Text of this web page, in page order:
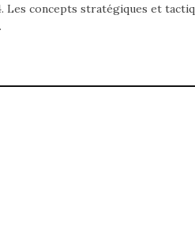
Les concepts stratégiques et